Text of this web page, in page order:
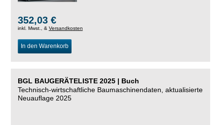
352,03 €
inkl. Mwst., & Versandkosten
In den Warenkorb
BGL BAUGERÄTELISTE 2025 | Buch
Technisch-wirtschaftliche Baumaschinendaten, aktualisierte
Neuauflage 2025